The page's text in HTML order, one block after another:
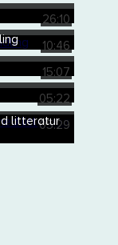
26:10
10:46
15:07
05:22
05:29
litteratur